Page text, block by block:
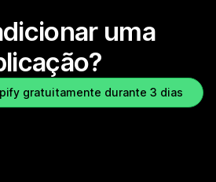
uma
gratuitamente durante 3 dias